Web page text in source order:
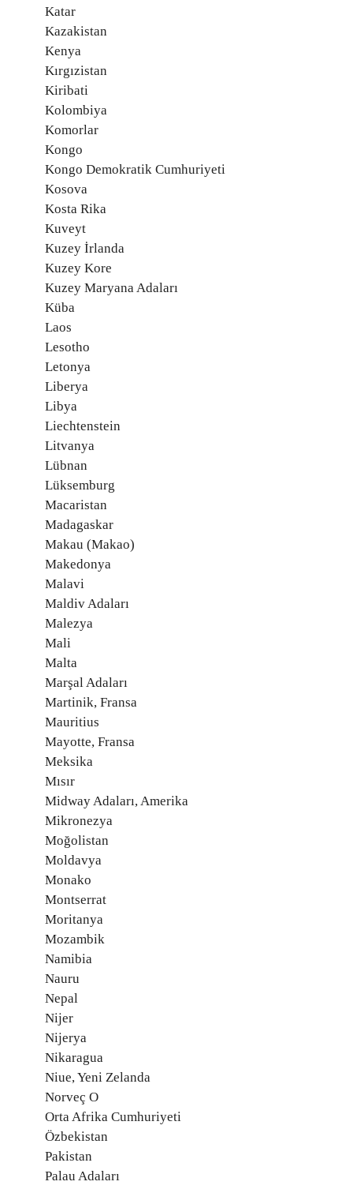
Katar
Kazakistan
Kenya
Kırgızistan
Kiribati
Kolombiya
Komorlar
Kongo
Kongo Demokratik Cumhuriyeti
Kosova
Kosta Rika
Kuveyt
Kuzey İrlanda
Kuzey Kore
Kuzey Maryana Adaları
Küba
Laos
Lesotho
Letonya
Liberya
Libya
Liechtenstein
Litvanya
Lübnan
Lüksemburg
Macaristan
Madagaskar
Makau (Makao)
Makedonya
Malavi
Maldiv Adaları
Malezya
Mali
Malta
Marşal Adaları
Martinik, Fransa
Mauritius
Mayotte, Fransa
Meksika
Mısır
Midway Adaları, Amerika
Mikronezya
Moğolistan
Moldavya
Monako
Montserrat
Moritanya
Mozambik
Namibia
Nauru
Nepal
Nijer
Nijerya
Nikaragua
Niue, Yeni Zelanda
Norveç O
Orta Afrika Cumhuriyeti
Özbekistan
Pakistan
Palau Adaları